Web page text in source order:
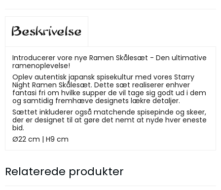
Beskrivelse
Introducerer vore nye Ramen Skålesæt - Den ultimative
ramenoplevelse!
Oplev autentisk japansk spisekultur med vores Starry
Night Ramen Skålesæt. Dette sæt realiserer enhver
fantasi fri om hvilke supper de vil tage sig godt ud i dem
og samtidig fremhæve designets lækre detaljer.
Sættet inkluderer også matchende spisepinde og skeer,
der er designet til at gøre det nemt at nyde hver eneste
bid.
Ø22 cm | H9 cm
Relaterede produkter